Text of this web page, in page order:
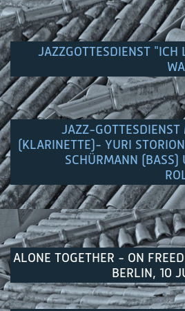
JAZZGOTTESDIENST "ICH
JAZZ-GOTTESDIENST
(KLARINETTE)- YURI
SCHÜRMANN (BASS)
ALONE TOGETHER - ON
BERLIN, 10